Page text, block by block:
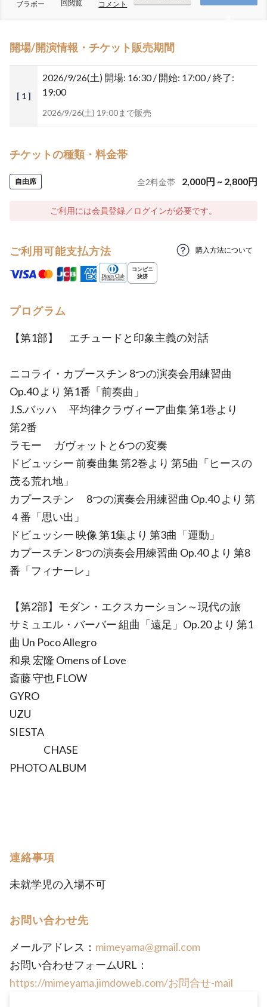
ブラボー 回閲覧 コメント
開場/開演情報・チケット販売期間
[ 1 ]
2026/9/26(土) 開場: 16:30 / 開始: 17:00 / 終了:
19:00
2026/9/26(土) 19:00まで販売
チケットの種類・料金帯
自由席 全2料金帯 2,000円 ~ 2,800円
ご利用には会員登録／ログインが必要です。
ご利用可能支払方法 購入方法について
プログラム
【第1部】 エチュードと印象主義の対話
ニコライ・カプースチン 8つの演奏会用練習曲
Op.40 より 第1番「前奏曲」
J.S.バッハ 平均律クラヴィーア曲集 第1巻より
第2番
ラモー ガヴォットと6つの変奏
ドビュッシー 前奏曲集 第2巻より 第5曲「ヒースの
茂る荒れ地」
カプースチン 8つの演奏会用練習曲 Op.40 より 第
４番「思い出」
ドビュッシー 映像 第1集より 第3曲「運動」
カプースチン 8つの演奏会用練習曲 Op.40 より 第8
番「フィナーレ」
【第2部】モダン・エクスカーション～現代の旅
サミュエル・バーバー 組曲「遠足」Op.20 より 第1
曲 Un Poco Allegro
和泉 宏隆 Omens of Love
斎藤 守也 FLOW
GYRO
UZU
SIESTA
CHASE
PHOTO ALBUM
連絡事項
未就学児の入場不可
お問い合わせ先
メールアドレス： mimeyama@gmail.com
お問い合わせフォームURL：
https://mimeyama.jimdoweb.com/お問合せ-mail